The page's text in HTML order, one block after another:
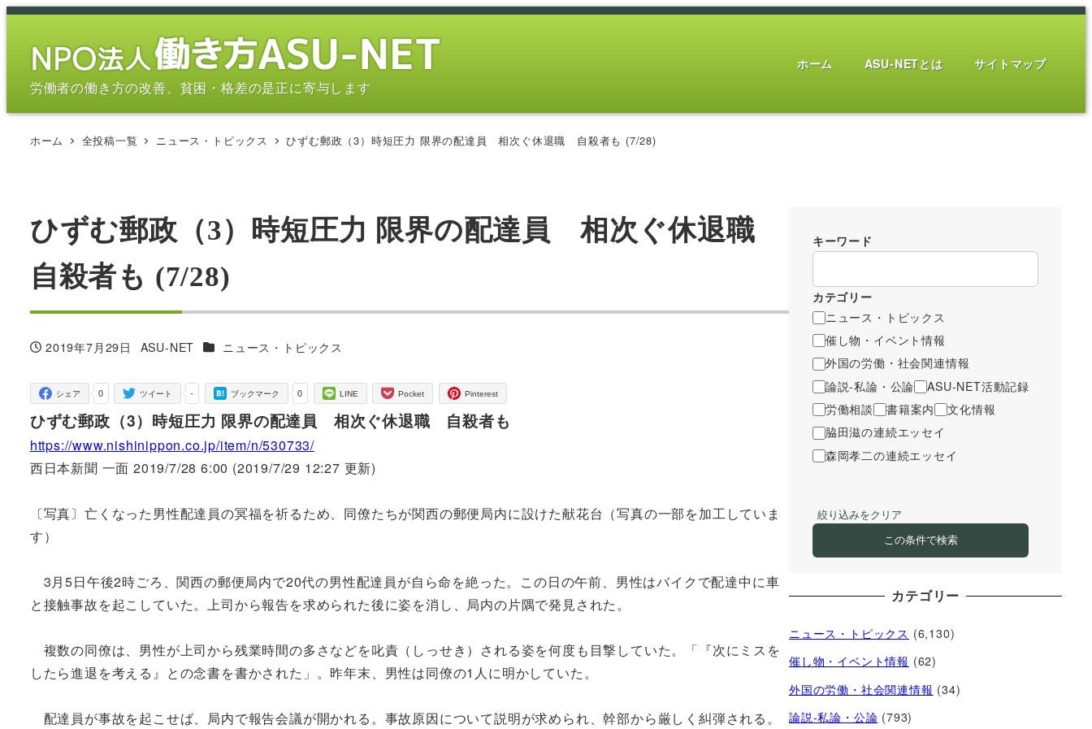
メ
労働者の働き方の改善、貧困・格差の是正に寄与します
ホーム ASU-NETとは サイトマップ
ホーム 全投稿一覧 ニュース・トピックス ひずむ郵政（3）時短圧力 限界の配達員 相次ぐ休退職 自殺者も (7/28)
ひずむ郵政（3）時短圧力 限界の配達員 相次ぐ休退職
自殺者も (7/28)
投稿日
2019年7月29日
著
ASU-NET カテゴリー
ニュース・トピックス
0
シェア -
ツイート 0
ブックマーク LINE Pocket Pinterest
ひずむ郵政（3）時短圧力 限界の配達員 相次ぐ休退職 自殺者も
https://www.nishinippon.co.jp/item/n/530733/
西日本新聞 一面 2019/7/28 6:00 (2019/7/29 12:27 更新)
〔写真〕亡くなった男性配達員の冥福を祈るため、同僚たちが関西の郵便局内に設けた献花台（写真の一部を加工していま
す）
3月5日午後2時ごろ、関西の郵便局内で20代の男性配達員が自ら命を絶った。この日の午前、男性はバイクで配達中に車
と接触事故を起こしていた。上司から報告を求められた後に姿を消し、局内の片隅で発見された。
複数の同僚は、男性が上司から残業時間の多さなどを叱責（しっせき）される姿を何度も目撃していた。「『次にミスを
したら進退を考える』との念書を書かされた」。昨年末、男性は同僚の1人に明かしていた。
配達員が事故を起こせば、局内で報告会議が開かれる。事故原因について説明が求められ、幹部から厳しく糾弾される。
キーワード
カテゴリー
ニュース・トピックス
催し物・イベント情報
外国の労働・社会関連情報
論説-私論・公論
ASU-NET活動記録
労働相談
書籍案内
文化情報
脇田滋の連続エッセイ
森岡孝二の連続エッセイ
絞り込みをクリア
この条件で検索
カテゴリー
ニュース・トピックス (6,130)
催し物・イベント情報 (62)
外国の労働・社会関連情報 (34)
論説-私論・公論 (793)